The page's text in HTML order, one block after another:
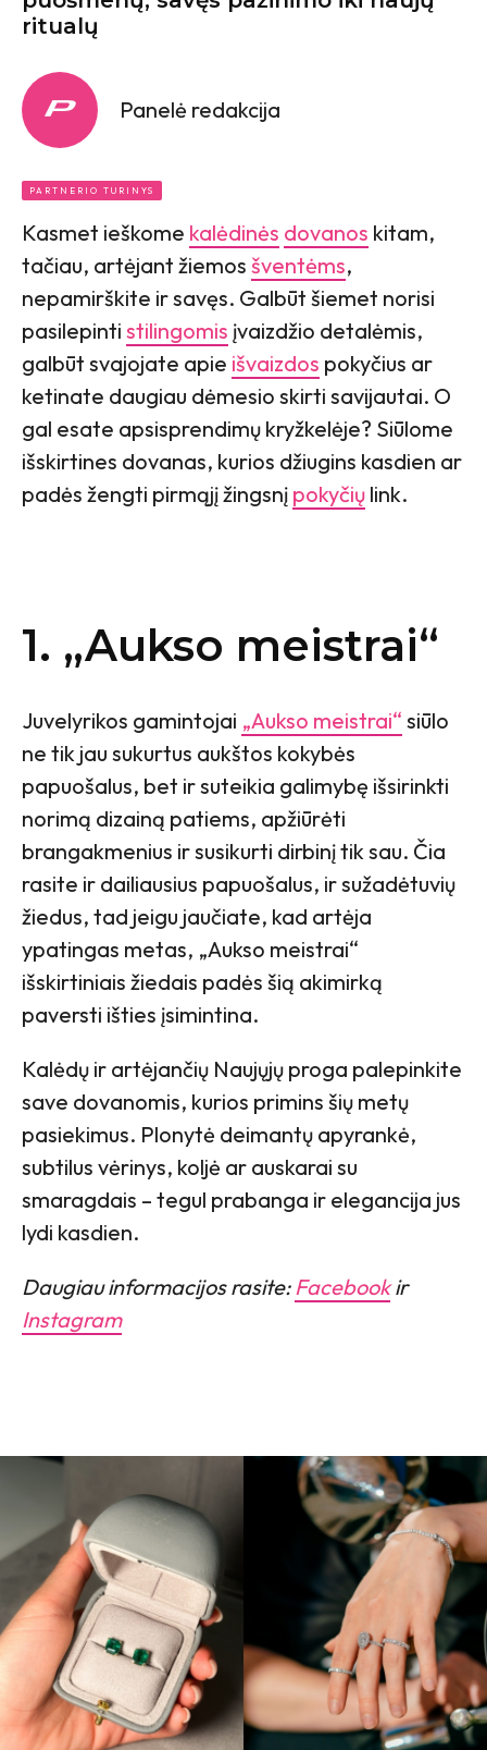
ritualų
Panelė redakcija
PARTNERIO TURINYS
Kasmet ieškome kalėdinės dovanos kitam,
tačiau, artėjant žiemos šventėms,
nepamirškite ir savęs. Galbūt šiemet norisi
pasilepinti stilingomis įvaizdžio detalėmis,
galbūt svajojate apie išvaizdos pokyčius ar
ketinate daugiau dėmesio skirti savijautai. O
gal esate apsisprendimų kryžkelėje? Siūlome
išskirtines dovanas, kurios džiugins kasdien ar
padės žengti pirmąjį žingsnį pokyčių link.
1. „Aukso meistrai“
Juvelyrikos gamintojai „Aukso meistrai“ siūlo
ne tik jau sukurtus aukštos kokybės
papuošalus, bet ir suteikia galimybę išsirinkti
norimą dizainą patiems, apžiūrėti
brangakmenius ir susikurti dirbinį tik sau. Čia
rasite ir dailiausius papuošalus, ir sužadėtuvių
žiedus, tad jeigu jaučiate, kad artėja
ypatingas metas, „Aukso meistrai“
išskirtiniais žiedais padės šią akimirką
paversti išties įsimintina.
Kalėdų ir artėjančių Naujųjų proga palepinkite
save dovanomis, kurios primins šių metų
pasiekimus. Plonytė deimantų apyrankė,
subtilus vėrinys, koljė ar auskarai su
smaragdais – tegul prabanga ir elegancija jus
lydi kasdien.
Daugiau informacijos rasite: Facebookir
Instagram